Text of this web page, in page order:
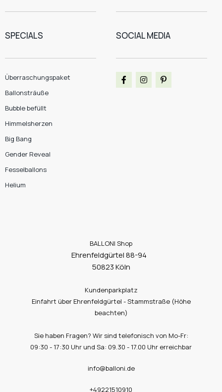
SPECIALS
Überraschungspaket
Ballonsträuße
Bubble befüllt
Himmelsherzen
Big Bang
Gender Reveal
Fesselballons
Helium
SOCIAL MEDIA
BALLONI Shop
Ehrenfeldgürtel 88-94
50823 Köln
Kundenparkplatz
Einfahrt über Ehrenfeldgürtel - Stammstraße (Höhe
beachten)
Sie haben Fragen? Wir sind telefonisch von Mo-Fr:
09:30 - 17:30 Uhr und Sa: 09.30 - 17.00 Uhr erreichbar
info@balloni.de
+49221510910